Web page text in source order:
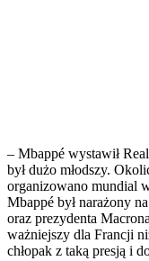
– Mbappé wystawił
był dużo młodszy.
organizowano mundial
Mbappé był narażony
oraz prezydenta
ważniejszy dla Francji
chłopak z taką presją i